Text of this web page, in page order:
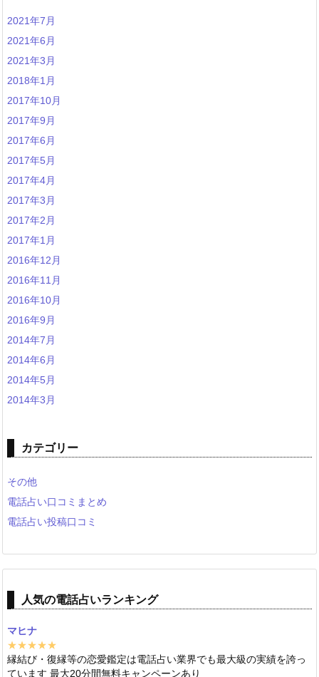
2021年7月
2021年6月
2021年3月
2018年1月
2017年10月
2017年9月
2017年6月
2017年5月
2017年4月
2017年3月
2017年2月
2017年1月
2016年12月
2016年11月
2016年10月
2016年9月
2014年7月
2014年6月
2014年5月
2014年3月
カテゴリー
その他
電話占い口コミまとめ
電話占い投稿口コミ
人気の電話占いランキング
マヒナ
★★★★★
縁結び・復縁等の恋愛鑑定は電話占い業界でも最大級の実績を誇っ
ています 最大20分間無料キャンペーンあり